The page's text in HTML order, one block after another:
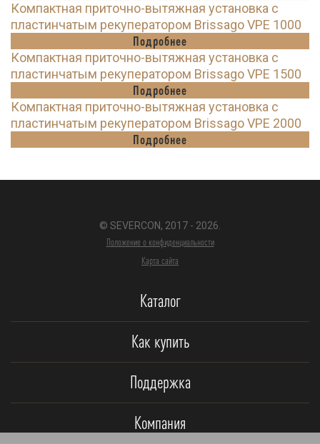
Компактная приточно-вытяжная установка с
пластинчатым рекуператором Brissago VPE 1000
Подробнее
Компактная приточно-вытяжная установка с
пластинчатым рекуператором Brissago VPE 1500
Подробнее
Компактная приточно-вытяжная установка с
пластинчатым рекуператором Brissago VPE 2000
Подробнее
© SEVERCON, 2017 - 2026.
Положение о конфиденциальности
Карта сайта
Каталог
Как купить
Поддержка
Компания